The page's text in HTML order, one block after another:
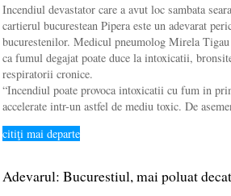
Incendiul devastator care a avut loc sambata
cartierul bucurestean Pipera este un adevarat
bucurestenilor. Medicul pneumolog Mirela
ca fumul degajat poate duce la intoxicatii,
respiratorii cronice.
“Incendiul poate provoca intoxicatii cu fum in
accelerate intr-un astfel de mediu toxic. De
citiţi mai departe
Adevarul: Bucurestiul, mai poluat